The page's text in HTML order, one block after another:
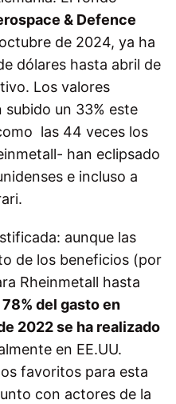
& Defence
de 2024, ya ha
dólares hasta abril de
Los valores
subido un 33% este
las 44 veces los
han eclipsado
e incluso a
aunque las
de los beneficios (por
Rheinmetall hasta
del gasto en
2022 se ha realizado
en EE.UU.
favoritos para esta
con actores de la